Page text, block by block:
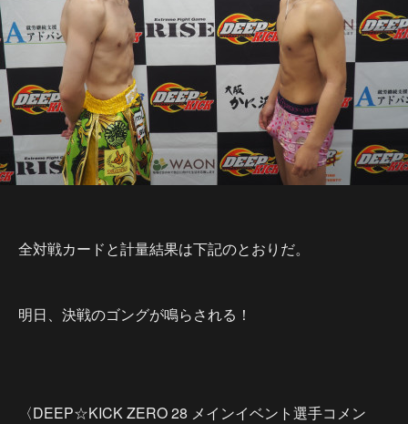
全対戦カードと計量結果は下記のとおりだ。
明日、決戦のゴングが鳴らされる！
〈DEEP☆KICK ZERO 28 メインイベント選手コメン